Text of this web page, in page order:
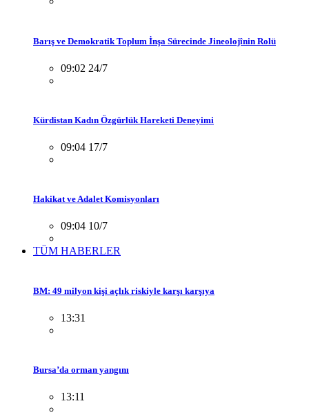
Barış ve Demokratik Toplum İnşa Sürecinde Jineolojînin Rolü
09:02 24/7
Kürdistan Kadın Özgürlük Hareketi Deneyimi
09:04 17/7
Hakikat ve Adalet Komisyonları
09:04 10/7
TÜM HABERLER
BM: 49 milyon kişi açlık riskiyle karşı karşıya
13:31
Bursa’da orman yangını
13:11